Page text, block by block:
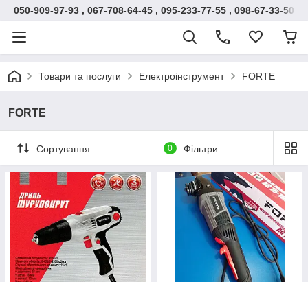
050-909-97-93 , 067-708-64-45 , 095-233-77-55 , 098-67-33-500
Товари та послуги Електроінструмент FORTE
FORTE
Сортування 0 Фільтри